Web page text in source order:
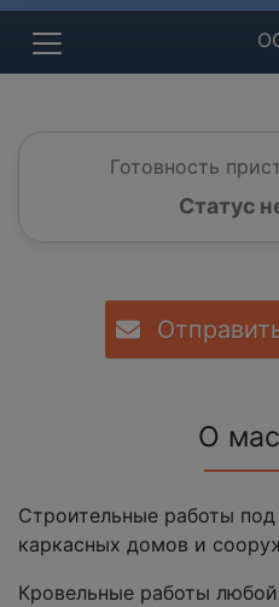
Готовность
Статус
О
Строительные работы
каркасных домов и
Кровельные работы